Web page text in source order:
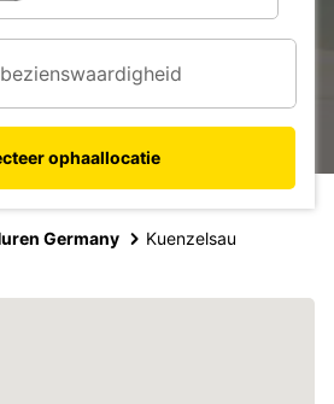
ophaallocatie
Germany Kuenzelsau